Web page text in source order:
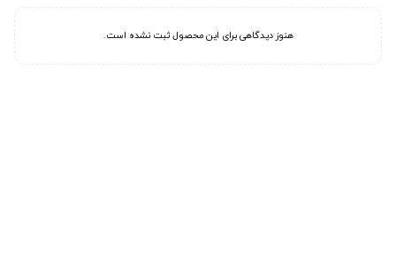
هنوز دیدگاهی برای این محصول ثبت نشده است.